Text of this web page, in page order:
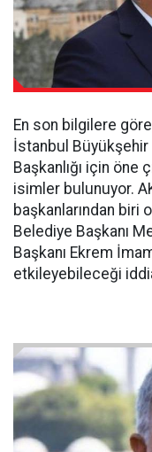
En son bilgilere
İstanbul Büyükşehir
Başkanlığı için öne
isimler bulunuyor.
başkanlarından biri
Belediye Başkanı
Başkanı Ekrem
etkileyebileceği